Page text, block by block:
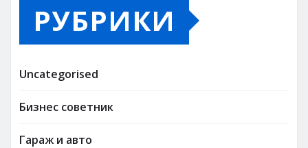
РУБРИКИ
Uncategorised
Бизнес советник
Гараж и авто